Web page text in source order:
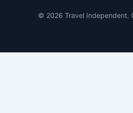
© 2026 Travel Independent.